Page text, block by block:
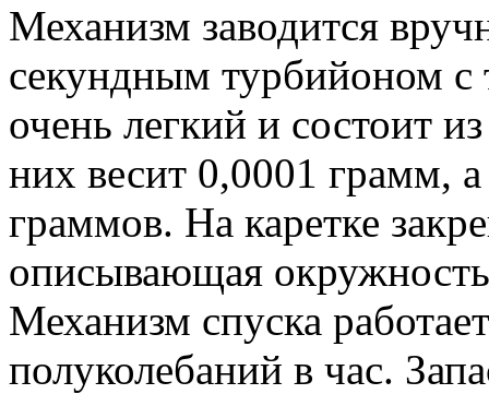
Механизм заводится
секундным турбийоном с
очень легкий и состоит
них весит 0,0001 грамм,
граммов. На каретке
описывающая
Механизм спуска
полуколебаний в час.